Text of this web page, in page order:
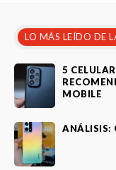
LO MÁS LEÍDO DE
5
MOBILE
ANÁLISIS: